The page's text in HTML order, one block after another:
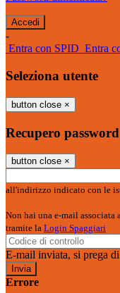
-
Entra con SPID Entra
Seleziona utente
button close ×
Recupero password
button close ×
all'indirizzo indicato con le
Non hai una e-mail associata
tramite la Login Spaggiari
E-mail inviata, si prega
Errore